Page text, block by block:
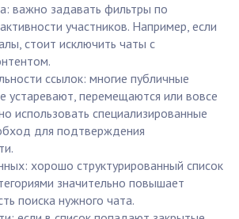
важно задавать фильтры по
участников. Например, если
стоит исключить чаты с
ссылок: многие публичные
устаревают, перемещаются или вовсе
использовать специализированные
для подтверждения
хорошо структурированный список
значительно повышает
поиска нужного чата.